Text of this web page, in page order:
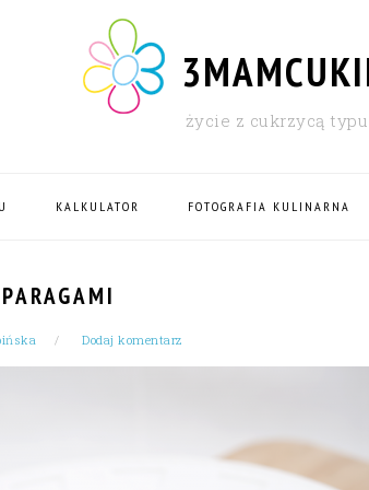
życie z cukrzycą typu
KALKULATOR FOTOGRAFIA KULINARNA
Dodaj komentarz